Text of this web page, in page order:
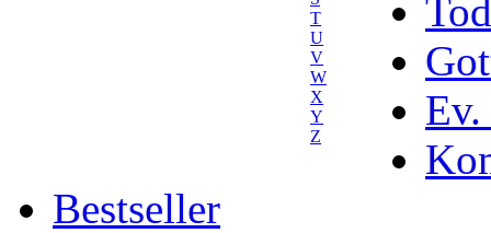
T
U
V
W
X
Y
Z
Ev.
Bestseller